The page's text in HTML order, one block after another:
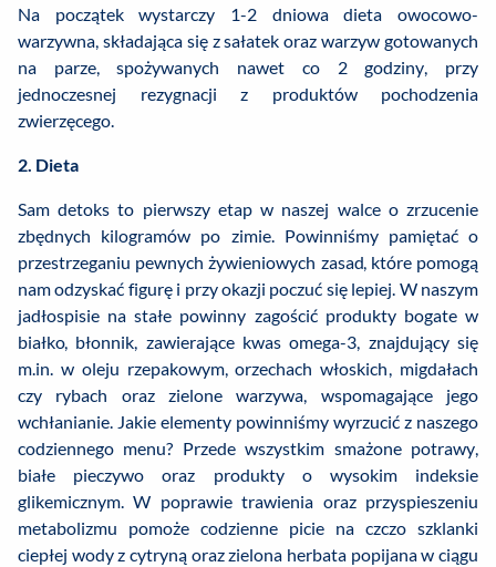
Na początek wystarczy 1-2 dniowa dieta owocowo-
warzywna, składająca się z sałatek oraz warzyw gotowanych
na parze, spożywanych nawet co 2 godziny, przy
jednoczesnej rezygnacji z produktów pochodzenia
zwierzęcego.
2. Dieta
Sam detoks to pierwszy etap w naszej walce o zrzucenie
zbędnych kilogramów po zimie. Powinniśmy pamiętać o
przestrzeganiu pewnych żywieniowych zasad, które pomogą
nam odzyskać figurę i przy okazji poczuć się lepiej. W naszym
jadłospisie na stałe powinny zagościć produkty bogate w
białko, błonnik, zawierające kwas omega-3, znajdujący się
m.in. w oleju rzepakowym, orzechach włoskich, migdałach
czy rybach oraz zielone warzywa, wspomagające jego
wchłanianie. Jakie elementy powinniśmy wyrzucić z naszego
codziennego menu? Przede wszystkim smażone potrawy,
białe pieczywo oraz produkty o wysokim indeksie
glikemicznym. W poprawie trawienia oraz przyspieszeniu
metabolizmu pomoże codzienne picie na czczo szklanki
ciepłej wody z cytryną oraz zielona herbata popijana w ciągu